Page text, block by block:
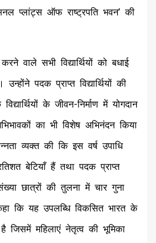
प्लांट्स ऑफ राष्ट्रपति भवन’ की
वाले सभी विद्यार्थियों को बधाई
पदक प्राप्त विद्यार्थियों की
के जीवन-निर्माण में योगदान
का भी विशेष अभिनंदन किया
व्यक्त की कि इस वर्ष उपाधि
बेटियाँ हैं तथा पदक प्राप्त
छात्रों की तुलना में चार गुना
कि यह उपलब्धि विकसित भारत के
जिसमें महिलाएं नेतृत्व की भूमिका